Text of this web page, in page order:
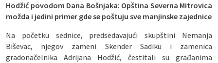
Hodžić povodom Dana Bošnjaka: Opština Severna Mitrovica
možda i jedini primer gde se poštuju sve manjinske zajednice
Na početku sednice, predsedavajući skupštini Nemanja
Biševac, njegov zameni Skender Sadiku i zamenica
gradonačelnika Adrijana Hodžić, čestitali su građanima